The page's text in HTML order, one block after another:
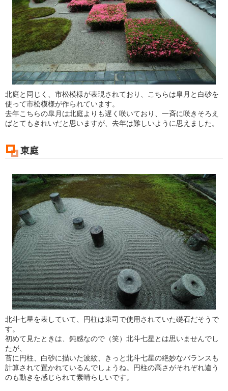
北庭と同じく、市松模様が表現されており、こちらは皐月と白砂を
使って市松模様が作られています。
去年こちらの皐月は北庭よりも遅く咲いており、一斉に咲きそろえ
ばとてもきれいだと思いますが、去年は難しいように思えました。
東庭
北斗七星を表していて、円柱は東司で使用されていた礎石だそうで
す。
初めて見たときは、鈍感なので（笑）北斗七星とは思いませんでし
たが、
苔に円柱、白砂に描いた波紋、きっと北斗七星の絶妙なバランスも
計算されて置かれているんでしょうね。円柱の高さがそれぞれ違う
のも動きを感じられて素晴らしいです。